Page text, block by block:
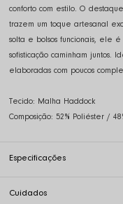
conforto com estilo. O
trazem um toque artesanal
solta e bolsos funcionais, ele
sofisticação caminham juntos.
elaboradas com poucos
Tecido: Malha Haddock
Composição: 52% Poliéster /
Especificações
Cuidados